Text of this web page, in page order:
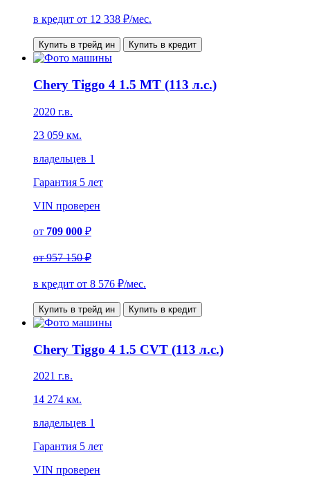
в кредит от 12 338 ₽/мес.
Купить в трейд ин Купить в кредит
Chery Tiggo 4 1.5 MT (113 л.с.)
2020 г.в.
23 059 км.
владельцев 1
Гарантия 5 лет
VIN проверен
от 709 000 ₽
от957 150 ₽
в кредит от 8 576 ₽/мес.
Купить в трейд ин Купить в кредит
Chery Tiggo 4 1.5 CVT (113 л.с.)
2021 г.в.
14 274 км.
владельцев 1
Гарантия 5 лет
VIN проверен